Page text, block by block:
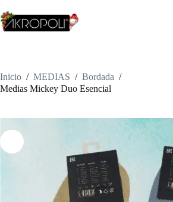
al
contenido
Inicio / MEDIAS / Bordada /
Medias Mickey Duo Esencial